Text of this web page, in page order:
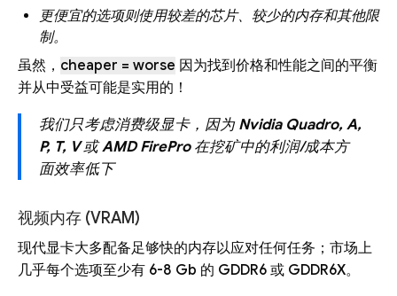
更便宜的选项则使用较差的芯片、较少的内存和其他限
制。
虽然， cheaper = worse 因为找到价格和性能之间的平衡
并从中受益可能是实用的！
我们只考虑消费级显卡，因为Nvidia Quadro, A,
P, T, V或AMD FirePro在挖矿中的利润/成本方
面效率低下
视频内存 (VRAM)
现代显卡大多配备足够快的内存以应对任何任务；市场上
几乎每个选项至少有 6-8 Gb 的 GDDR6 或 GDDR6X。